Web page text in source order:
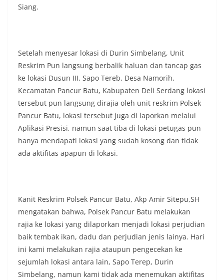
keamanan dan ketertiban masyarakat
(Kamtibmas) di lingkungan tempat tinggal warga.
Melalui interaksi langsung tersebut,
Bhabinkamtibmas dapat menghimpun informasi
awal terkait situasi sosial, potensi kerawanan,
maupun hal-hal yang dapat mengganggu
kondusivitas wilayah, khususnya menjelang
perayaan HUT Kemerdekaan RI yang biasanya
diwarnai dengan berbagai kegiatan dan
keramaian warga.‎‎Dengan adanya deteksi dini ini,
diharapkan potensi gangguan keamanan dapat
Polri dengan Masyarakat‎Kegiatan sambang Door
to Door System ini merupakan salah satu bentuk
implementasi program Polri Presisi yang
mengedepankan kehadiran dan kedekatan
personel Kepolisian dengan masyarakat. Melalui
kegiatan semacam ini, Bhabinkamtibmas tidak
hanya berperan sebagai penyampai informasi
dan imbauan, tetapi juga sebagai mitra
Siang.
Setelah menyesar lokasi di Durin Simbelang, Unit
Reskrim Pun langsung berbalik haluan dan tancap gas
ke lokasi Dusun III, Sapo Tereb, Desa Namorih,
Kecamatan Pancur Batu, Kabupaten Deli Serdang lokasi
tersebut pun langsung dirajia oleh unit reskrim Polsek
Pancur Batu, lokasi tersebut juga di laporkan melalui
Aplikasi Presisi, namun saat tiba di lokasi petugas pun
hanya mendapati lokasi yang sudah kosong dan tidak
ada aktifitas apapun di lokasi.
Kanit Reskrim Polsek Pancur Batu, Akp Amir Sitepu,SH
mengatakan bahwa, Polsek Pancur Batu melakukan
rajia ke lokasi yang dilaporkan menjadi lokasi perjudian
baik tembak ikan, dadu dan perjudian jenis lainya. Hari
ini kami melakukan rajia ataupun pengecekan ke
sejumlah lokasi antara lain, Sapo Terep, Durin
Simbelang, namun kami tidak ada menemukan aktifitas